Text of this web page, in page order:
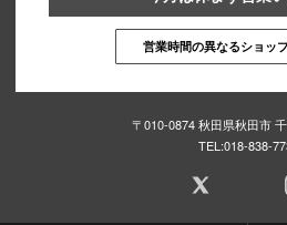
営業時間の異なるショッ
〒010-0874 秋田県秋田市
TEL:018-838-